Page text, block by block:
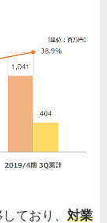
ており、対業